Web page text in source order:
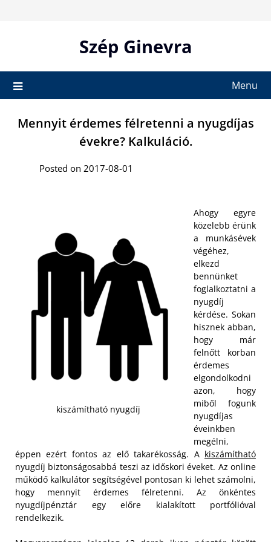
Szép Ginevra
Menu
Mennyit érdemes félretenni a nyugdíjas
évekre? Kalkuláció.
Posted on 2017-08-01
kiszámítható nyugdíj
Ahogy egyre
közelebb érünk
a munkásévek
végéhez,
elkezd
bennünket
foglalkoztatni a
nyugdíj
kérdése. Sokan
hisznek abban,
hogy már
felnőtt korban
érdemes
elgondolkodni
azon, hogy
miből fogunk
nyugdíjas
éveinkben
megélni,
éppen ezért fontos az elő takarékosság. A kiszámítható
nyugdíj biztonságosabbá teszi az időskori éveket. Az online
működő kalkulátor segítségével pontosan ki lehet számolni,
hogy mennyit érdemes félretenni. Az önkéntes
nyugdíjpénztár egy előre kialakított portfólióval
rendelkezik.